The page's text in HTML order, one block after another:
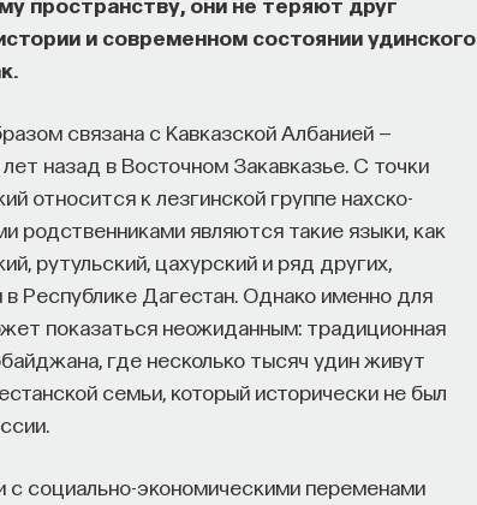
и современном состоянии удинского
связана с Кавказской Албанией —
назад в Восточном Закавказье. С точки
относится к лезгинской группе нахско-
родственниками являются такие языки, как
рутульский, цахурский и ряд других,
Республике Дагестан. Однако именно для
показаться неожиданным: традиционная
где несколько тысяч удин живут
семьи, который исторически не был
с социально-экономическими переменами